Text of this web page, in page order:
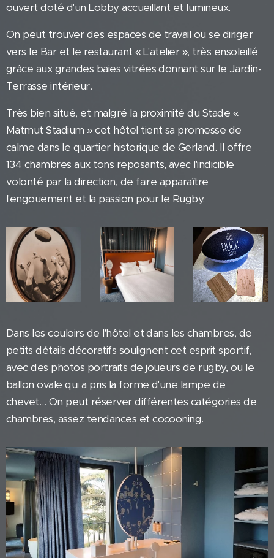
ouvert doté d'un Lobby accueillant et lumineux.
On peut trouver des espaces de travail ou se diriger
vers le Bar et le restaurant « L'atelier », très ensoleillé
grâce aux grandes baies vitrées donnant sur le Jardin-
Terrasse intérieur.
Très bien situé, et malgré la proximité du Stade «
Matmut Stadium » cet hôtel tient sa promesse de
calme dans le quartier historique de Gerland. Il offre
134 chambres aux tons reposants, avec l'indicible
volonté par la direction, de faire apparaître
l'engouement et la passion pour le Rugby.
Dans les couloirs de l'hôtel et dans les chambres, de
petits détails décoratifs soulignent cet esprit sportif,
avec des photos portraits de joueurs de rugby, ou le
ballon ovale qui a pris la forme d'une lampe de
chevet… On peut réserver différentes catégories de
chambres, assez tendances et cocooning.